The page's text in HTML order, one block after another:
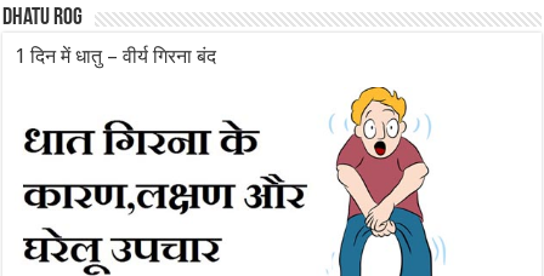
Dhatu rog
1 दिन में धातु – वीर्य गिरना बंद